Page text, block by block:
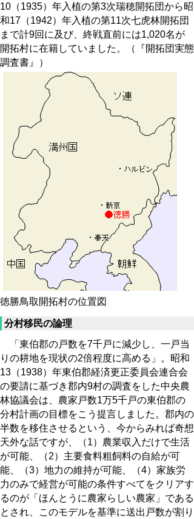
10（1935）年入植の第3次瑞穂開拓団から昭
和17（1942）年入植の第11次七虎林開拓団
まで計9回に及び、終戦直前には1,020名が
開拓村に在籍していました。（『開拓団実態
調査書』）
徳勝鳥取開拓村の位置図
分村移民の論理
「東伯郡の戸数を7千戸に減少し、一戸当
りの耕地を現状の2倍程度に高める」。昭和
13（1938）年東伯郡経済更正委員会連合会
の要請に基づき郡内9村の調査をした中央農
林協議会は、農家戸数1万5千戸の東伯郡の
分村計画の目標をこう提言しました。郡内の
半数を移住させるという、今からみれば奇想
天外な話ですが、（1）農業収入だけで生活
が可能、（2）主要食料粗飼料の自給が可
能、（3）地力の維持が可能、（4）家族労
力のみで経営が可能の条件すべてをクリアす
るのが「ほんとうに農家らしい農家」である
とされ、このモデルを基準に送出戸数が割り